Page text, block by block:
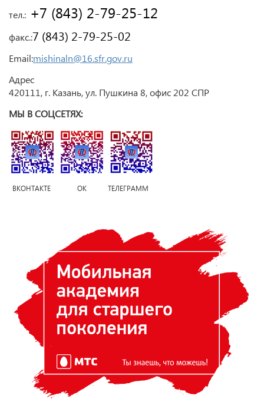
тел.: +7 (843) 2-79-25-12
факс.:7 (843) 2-79-25-02
Email:mishinaln@16.sfr.gov.ru
Адрес
420111, г. Казань, ул. Пушкина 8, офис 202 СПР
МЫ В СОЦСЕТЯХ:
ВКОНТАКТЕ ОК ТЕЛЕГРАММ